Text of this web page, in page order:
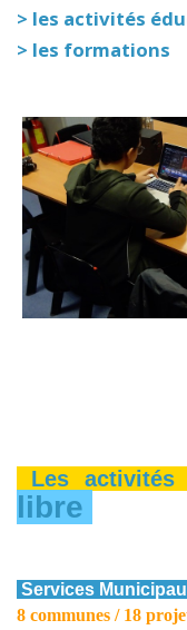
> les activités
> les formations
Les activités
libre
Services
8 communes / 18